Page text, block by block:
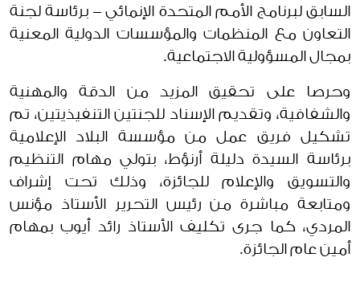
السابق لبرنامج الأمم المتحدة الإنمائي – برئاسة لجنة
التعاون مع المنظمات والمؤسسات الدولية المعنية
بمجال المسؤولية الاجتماعية.
وحرصا على تحقيق المزيد من الدقة والمهنية
والشفافية، وتقديم الإسناد للجنتين التنفيذيتين، تم
تشكيل فريق عمل من مؤسسة البلاد الإعلامية
برئاسة السيدة دليلة أرنؤط، بتولي مهام التنظيم
والتسويق والإعلام للجائزة، وذلك تحت إشراف
ومتابعة مباشرة من رئيس التحرير الأستاذ مؤنس
المردي، كما جرى تكليف الأستاذ رائد أيوب بمهام
أمين عام الجائزة.